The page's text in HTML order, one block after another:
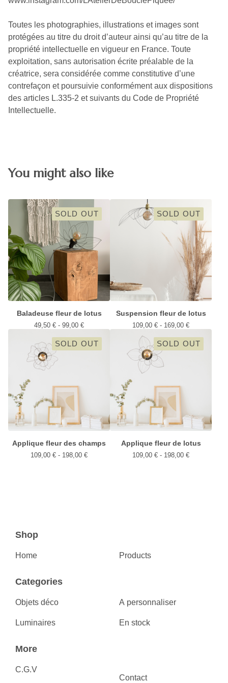
Toutes les photographies, illustrations et images sont
protégées au titre du droit d’auteur ainsi qu’au titre de la
propriété intellectuelle en vigueur en France. Toute
exploitation, sans autorisation écrite préalable de la
créatrice, sera considérée comme constitutive d’une
contrefaçon et poursuivie conformément aux dispositions
des articles L.335-2 et suivants du Code de Propriété
Intellectuelle.
You might also like
SOLD OUT
Baladeuse fleur de lotus
49,50 € - 99,00 €
SOLD OUT
Suspension fleur de lotus
109,00 € - 169,00 €
SOLD OUT
Applique fleur des champs
109,00 € - 198,00 €
SOLD OUT
Applique fleur de lotus
109,00 € - 198,00 €
Shop
Home Products
Categories
Objets déco
Luminaires
A personnaliser
En stock
More
C.G.V
Contact